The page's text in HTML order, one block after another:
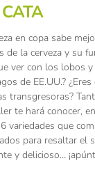
en copa sabe
de la cerveza y su
ver con los lobos y
de EE.UU.? ¿Eres
transgresoras?
te hará conocer,
variedades que
para resaltar el
y delicioso…